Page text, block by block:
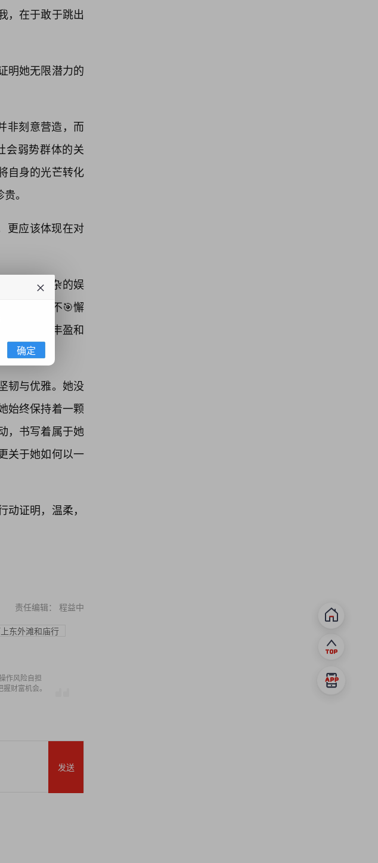
，在于敢于跳出
明她无限潜力的
非刻意营造，而
会弱势群体的关
自身的光芒转化
。
更应该体现在对
流，在嘈杂的娱
是多年来不🎯懈
于内心的丰盈和
韧与优雅。她没
始终保持着一颗
，书写着属于她
关于她如何以一
证明，温柔，
责任编辑： 程益中
东外滩和庙行
作风险自担
财富机会。
发送
确定